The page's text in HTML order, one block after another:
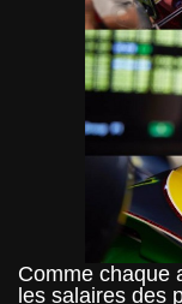
Comme chaque
les salaires des